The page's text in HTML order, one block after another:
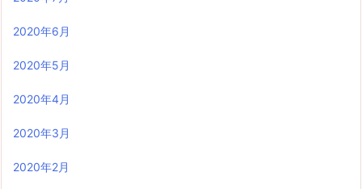
2020年6月
2020年5月
2020年4月
2020年3月
2020年2月